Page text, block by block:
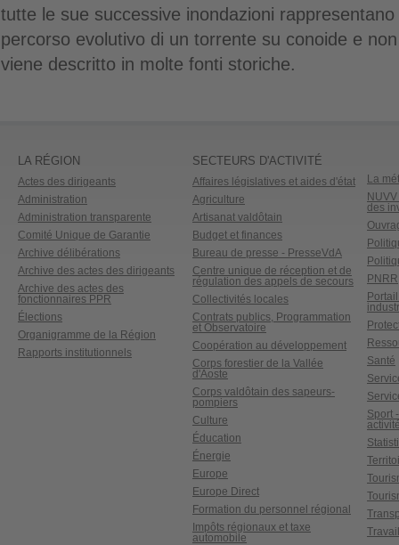
tutte le sue successive inondazioni
percorso evolutivo di un torrente su conoide e
viene descritto in molte fonti storiche.
LA RÉGION
Actes des dirigeants
Administration
Administration transparente
Comité Unique de Garantie
Archive délibérations
Archive des actes des dirigeants
Archive des actes des
fonctionnaires PPR
Élections
Organigramme de la Région
Rapports institutionnels
SECTEURS D'ACTIVITÉ
Affaires législatives et aides d'état
Agriculture
Artisanat valdôtain
Budget et finances
Bureau de presse - PresseVdA
Centre unique de réception et de
régulation des appels de secours
Collectivités locales
Contrats publics, Programmation
et Observatoire
Coopération au développement
Corps forestier de la Vallée
d'Aoste
Corps valdôtain des sapeurs-
pompiers
Culture
Éducation
Énergie
Europe
Europe Direct
Formation du personnel régional
Impôts régionaux et taxe
automobile
La
des
PNRR
Santé
Sport
Travail